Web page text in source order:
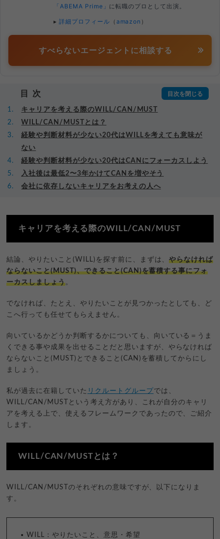
「ABEMA Prime」 に転職のプロとして出演。
▸ 詳細プロフィール （ amazon ）
すべらないエージェントに相談する
目次
キャリアを考える際のWILL/CAN/MUST
WILL/CAN/MUSTとは？
経験や判断材料が少ない20代はWILLを考えても意味が
ない
経験や判断材料が少ない20代はCANにフォーカスしよう
入社後は最低2〜3年かけてCANを増やそう
会社に依存しないキャリアをお考えの人へ
キャリアを考える際のWILL/CAN/MUST
結論、やりたいこと(WILL)を探す前に、まずは、やらなければ
ならないこと(MUST)、できること(CAN)を蓄積する事にフォ
ーカスしましょう。
でなければ、たとえ、やりたいことが見つかったとしても、ど
こへ行っても任せてもらえません。
向いているかどうか判断するかについても、向いている＝うま
くできる事や成果を出せることだと思いますが、やらなければ
ならないこと(MUST)とできること(CAN)を蓄積してからにし
ましょう。
私が過去に在籍していた リクルートグループでは、
WILL/CAN/MUSTという考え方があり、これが自分のキャリ
アを考える上で、使えるフレームワークであったので、ご紹介
します。
WILL/CAN/MUSTとは？
WILL/CAN/MUSTのそれぞれの意味ですが、以下になりま
す。
WILL：やりたいこと、意思・希望